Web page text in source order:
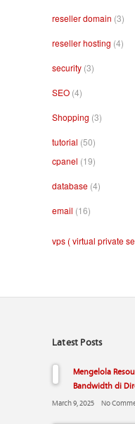
reseller domain (3)
reseller hosting (4)
security (3)
SEO (4)
Shopping (3)
tutorial (50)
cpanel (19)
database (4)
email (16)
vps ( virtual private
Latest Posts
Mengelola
Bandwidth di
March 9, 2025 No